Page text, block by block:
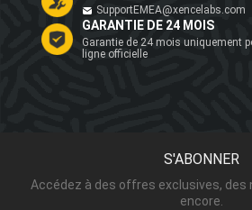
SupportEMEA@xencelabs.com
GARANTIE DE 24 MOIS
Garantie de 24 mois uniquement
ligne officielle
S'ABONNER
Accédez à des offres exclusives, des
encore.